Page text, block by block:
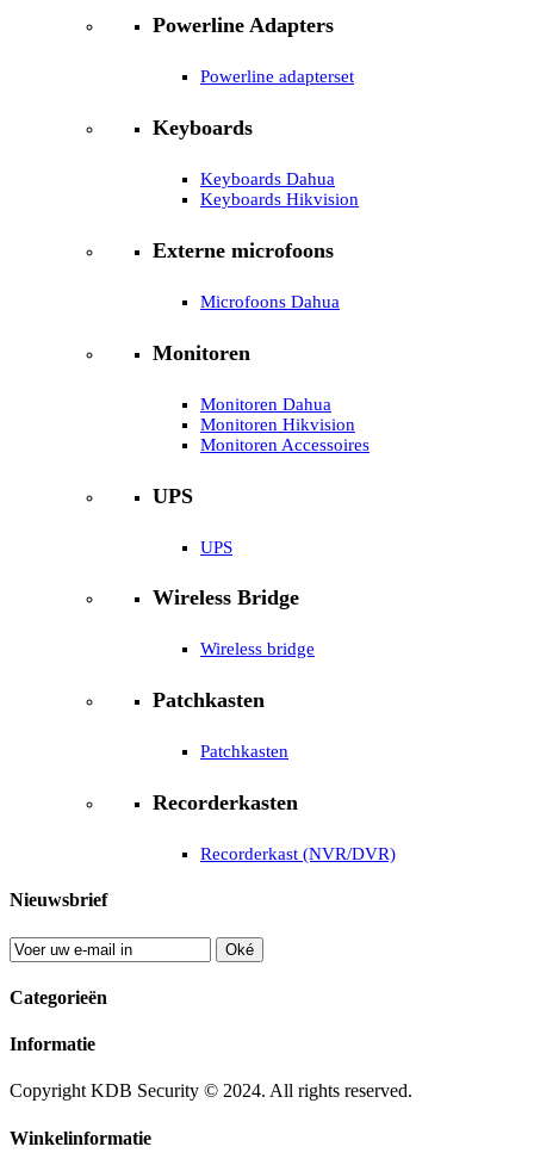
Powerline Adapters
Powerline adapterset
Keyboards
Keyboards Dahua
Keyboards Hikvision
Externe microfoons
Microfoons Dahua
Monitoren
Monitoren Dahua
Monitoren Hikvision
Monitoren Accessoires
UPS
UPS
Wireless Bridge
Wireless bridge
Patchkasten
Patchkasten
Recorderkasten
Recorderkast (NVR/DVR)
Nieuwsbrief
Oké
Categorieën
Informatie
Copyright KDB Security © 2024. All rights reserved.
Winkelinformatie